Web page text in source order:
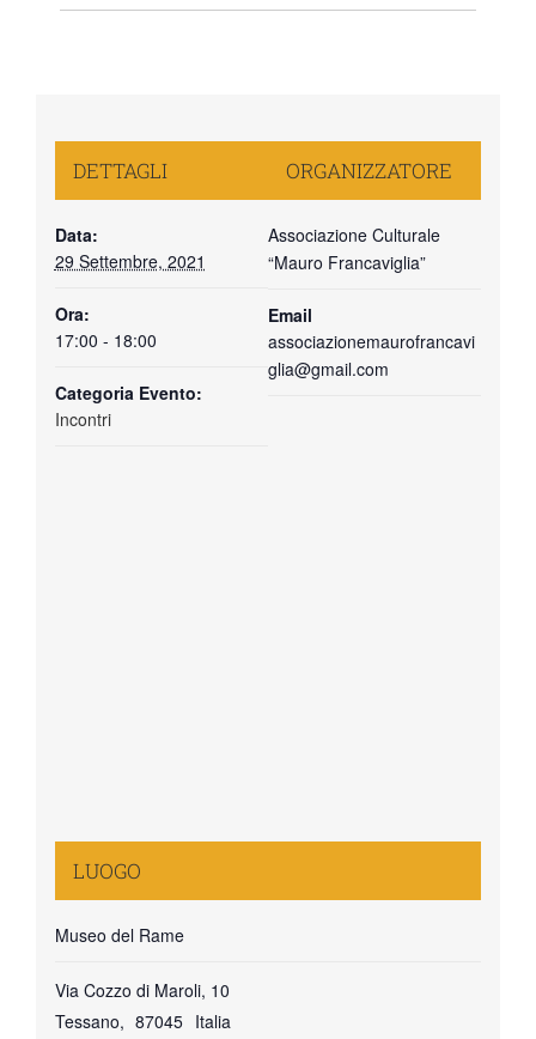
DETTAGLI
Data:
29 Settembre, 2021
Ora:
17:00 - 18:00
Categoria Evento:
Incontri
ORGANIZZATORE
Associazione Culturale
“Mauro Francaviglia”
Email
associazionemaurofrancavi
glia@gmail.com
LUOGO
Museo del Rame
Via Cozzo di Maroli, 10
Tessano, 87045 Italia